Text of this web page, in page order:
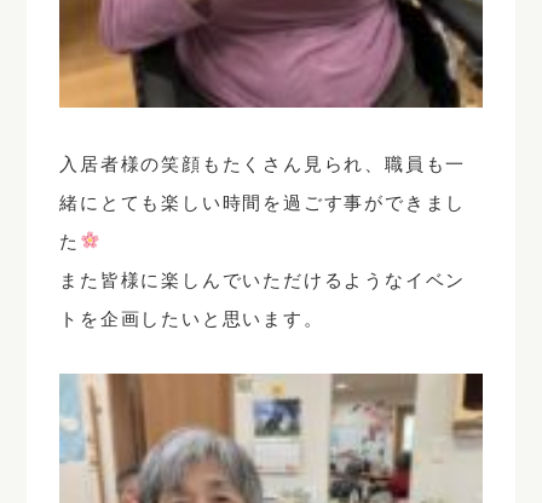
入居者様の笑顔もたくさん見られ、職員も一
緒にとても楽しい時間を過ごす事ができまし
た
また皆様に楽しんでいただけるようなイベン
トを企画したいと思います。